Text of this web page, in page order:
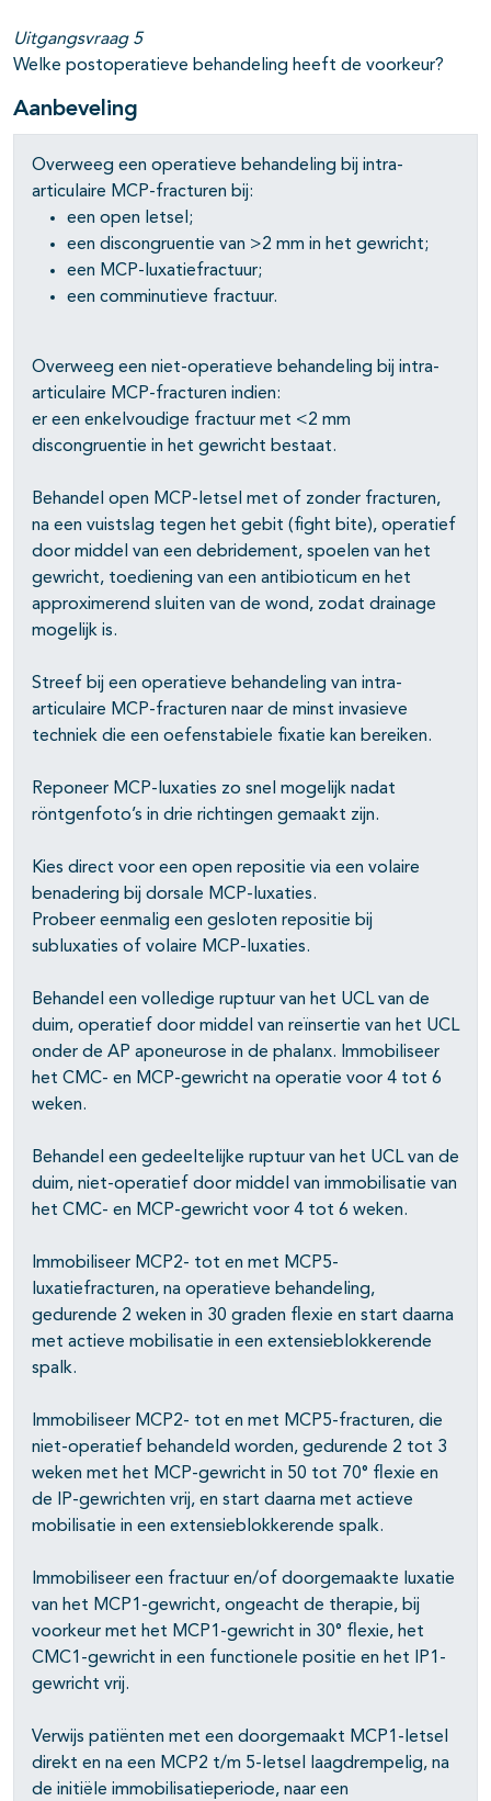
Uitgangsvraag 5
Welke postoperatieve behandeling heeft de voorkeur?
Aanbeveling
Overweeg een operatieve behandeling bij intra-
articulaire MCP-fracturen bij:
een open letsel;
een discongruentie van >2 mm in het gewricht;
een MCP-luxatiefractuur;
een comminutieve fractuur.
Overweeg een niet-operatieve behandeling bij intra-
articulaire MCP-fracturen indien:
er een enkelvoudige fractuur met <2 mm
discongruentie in het gewricht bestaat.
Behandel open MCP-letsel met of zonder fracturen,
na een vuistslag tegen het gebit (fight bite), operatief
door middel van een debridement, spoelen van het
gewricht, toediening van een antibioticum en het
approximerend sluiten van de wond, zodat drainage
mogelijk is.
Streef bij een operatieve behandeling van intra-
articulaire MCP-fracturen naar de minst invasieve
techniek die een oefenstabiele fixatie kan bereiken.
Reponeer MCP-luxaties zo snel mogelijk nadat
röntgenfoto’s in drie richtingen gemaakt zijn.
Kies direct voor een open repositie via een volaire
benadering bij dorsale MCP-luxaties.
Probeer eenmalig een gesloten repositie bij
subluxaties of volaire MCP-luxaties.
Behandel een volledige ruptuur van het UCL van de
duim, operatief door middel van reïnsertie van het UCL
onder de AP aponeurose in de phalanx. Immobiliseer
het CMC- en MCP-gewricht na operatie voor 4 tot 6
weken.
Behandel een gedeeltelijke ruptuur van het UCL van de
duim, niet-operatief door middel van immobilisatie van
het CMC- en MCP-gewricht voor 4 tot 6 weken.
Immobiliseer MCP2- tot en met MCP5-
luxatiefracturen, na operatieve behandeling,
gedurende 2 weken in 30 graden flexie en start daarna
met actieve mobilisatie in een extensieblokkerende
spalk.
Immobiliseer MCP2- tot en met MCP5-fracturen, die
niet-operatief behandeld worden, gedurende 2 tot 3
weken met het MCP-gewricht in 50 tot 70° flexie en
de IP-gewrichten vrij, en start daarna met actieve
mobilisatie in een extensieblokkerende spalk.
Immobiliseer een fractuur en/of doorgemaakte luxatie
van het MCP1-gewricht, ongeacht de therapie, bij
voorkeur met het MCP1-gewricht in 30° flexie, het
CMC1-gewricht in een functionele positie en het IP1-
gewricht vrij.
Verwijs patiënten met een doorgemaakt MCP1-letsel
direkt en na een MCP2 t/m 5-letsel laagdrempelig, na
de initiële immobilisatieperiode, naar een